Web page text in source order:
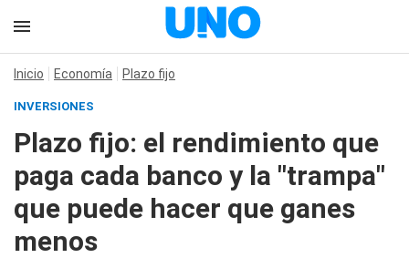
Inicio Economía Plazo fijo
INVERSIONES
Plazo fijo: el rendimiento que
paga cada banco y la "trampa"
que puede hacer que ganes
menos